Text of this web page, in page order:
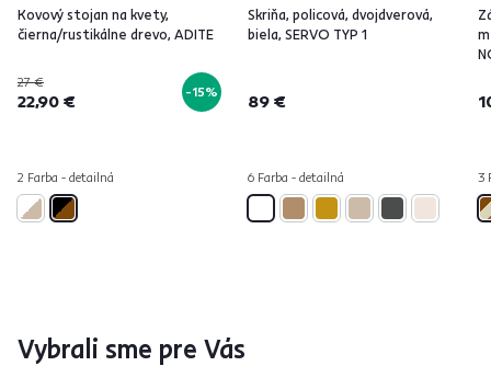
Kovový stojan na kvety,
čierna/rustikálne drevo, ADITE
27 €
22,90 € -15%
2 Farba - detailná
Skriňa, policová, dvojdverová,
biela, SERVO TYP 1
89 €
6 Farba - detailná 3
Vybrali sme pre Vás